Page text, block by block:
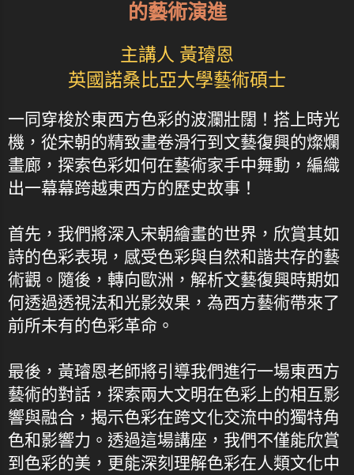
的藝術演進
主講人 黃璿恩
英國諾桑比亞大學藝術碩士
一同穿梭於東西方色彩的波瀾壯闊！搭上時光
機，從宋朝的精致畫卷滑行到文藝復興的燦爛
畫廊，探索色彩如何在藝術家手中舞動，編織
出一幕幕跨越東西方的歷史故事！
首先，我們將深入宋朝繪畫的世界，欣賞其如
詩的色彩表現，感受色彩與自然和諧共存的藝
術觀。隨後，轉向歐洲，解析文藝復興時期如
何透過透視法和光影效果，為西方藝術帶來了
前所未有的色彩革命。
最後，黃璿恩老師將引導我們進行一場東西方
藝術的對話，探索兩大文明在色彩上的相互影
響與融合，揭示色彩在跨文化交流中的獨特角
色和影響力。透過這場講座，我們不僅能欣賞
到色彩的美，更能深刻理解色彩在人類文化中